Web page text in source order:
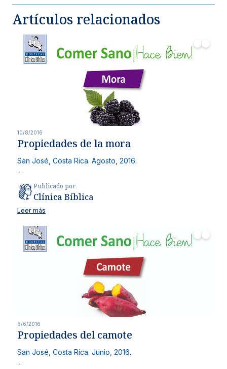
Artículos relacionados
10/8/2016
Propiedades de la mora
San José, Costa Rica. Agosto, 2016.
Publicado por
Clínica Bíblica
Leer más
6/6/2016
Propiedades del camote
San José, Costa Rica. Junio, 2016.